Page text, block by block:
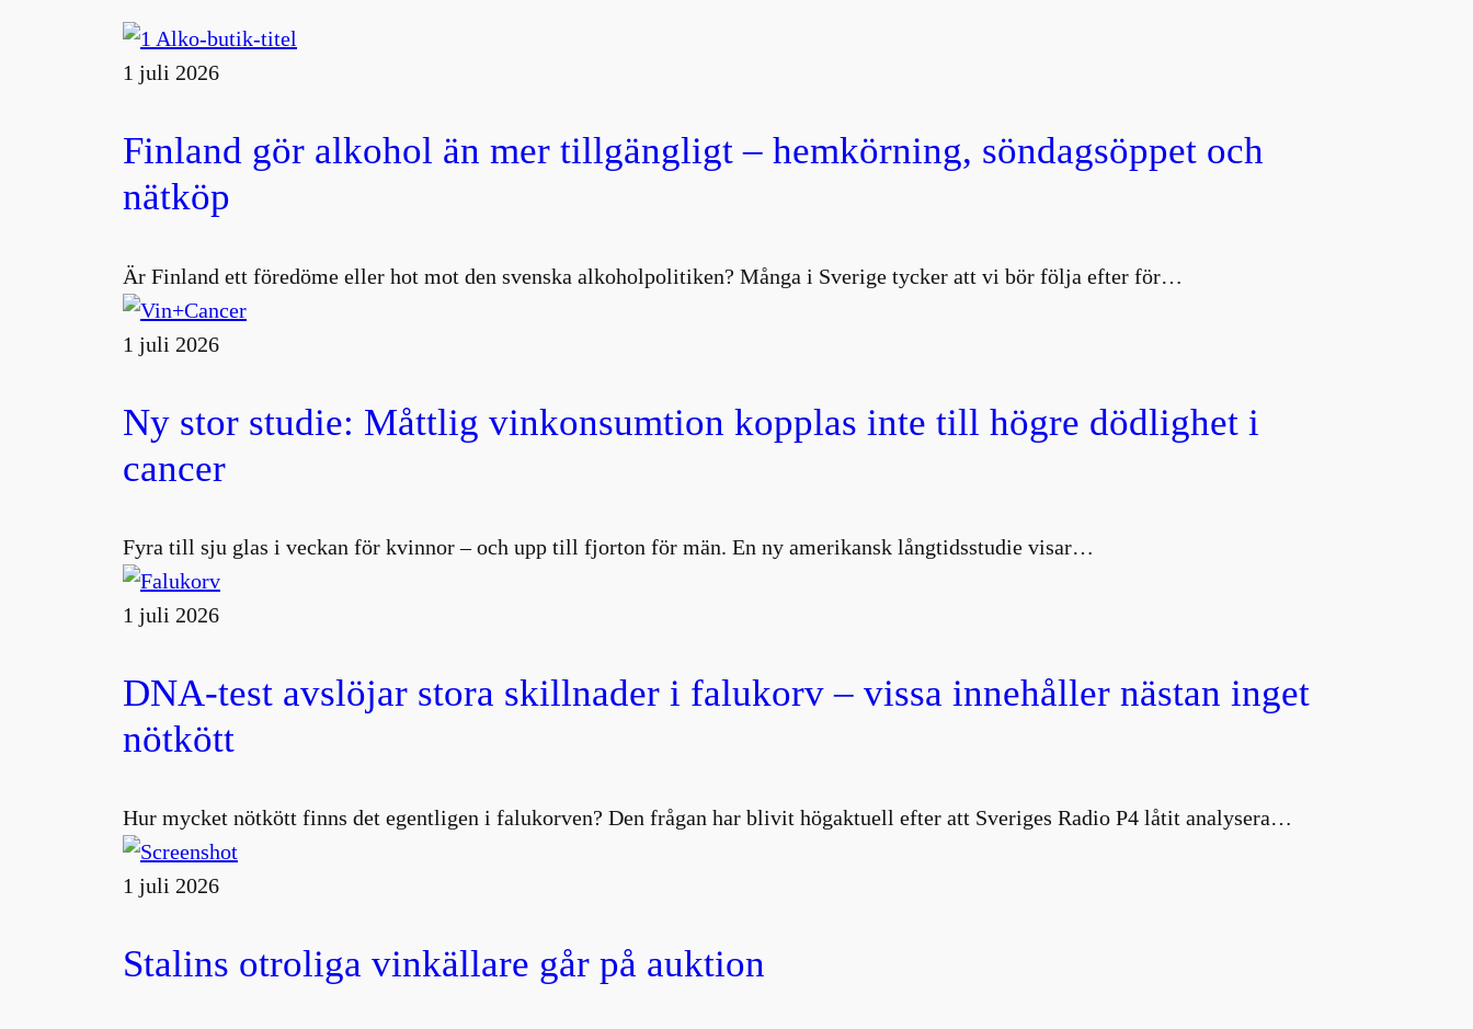
1 juli 2026
Finland gör alkohol än mer tillgängligt – hemkörning, söndagsöppet och
nätköp
Är Finland ett föredöme eller hot mot den svenska alkoholpolitiken? Många i Sverige tycker att vi bör följa efter för…
1 juli 2026
Ny stor studie: Måttlig vinkonsumtion kopplas inte till högre dödlighet i
cancer
Fyra till sju glas i veckan för kvinnor – och upp till fjorton för män. En ny amerikansk långtidsstudie visar…
1 juli 2026
DNA-test avslöjar stora skillnader i falukorv – vissa innehåller nästan inget
nötkött
Hur mycket nötkött finns det egentligen i falukorven? Den frågan har blivit högaktuell efter att Sveriges Radio P4 låtit analysera…
1 juli 2026
Stalins otroliga vinkällare går på auktion